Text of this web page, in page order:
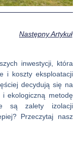
Następny Artykuł
inwestycji, która
i koszty eksploatacji
decydują się na
ekologiczną metodę
są zalety izolacji
Przeczytaj nasz